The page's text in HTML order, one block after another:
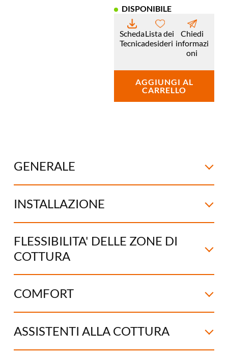
DISPONIBILE
Scheda
Tecnica
Lista dei
desideri
Chiedi
informazi
oni
AGGIUNGI AL
CARRELLO
GENERALE
INSTALLAZIONE
FLESSIBILITA' DELLE ZONE DI
COTTURA
COMFORT
ASSISTENTI ALLA COTTURA